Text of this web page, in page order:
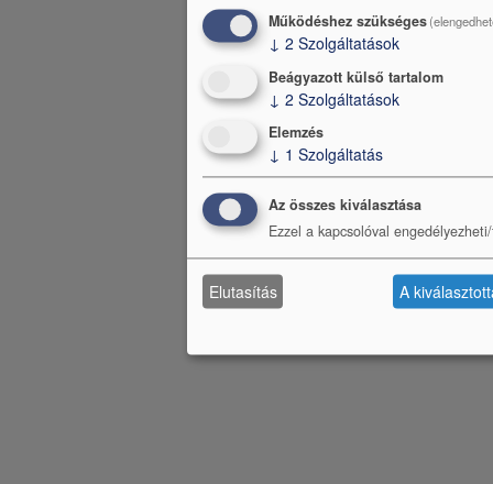
Működéshez szükséges
↓ 2 Szolgáltatások
Beágyazott külső tartalom
↓ 2 Szolgáltatások
Elemzés
↓ 1 Szolgáltatás
Az összes kiválasztása
Ezzel a kapcsolóval
Elutasítás A